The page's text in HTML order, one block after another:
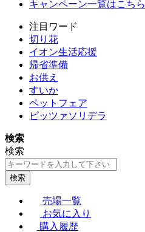
キャンペーン一覧はこちら
注目ワード
切り花
イオン生活応援
帰省準備
お供え
すいか
ペットフェア
ピッツァソリデラ
検索
検索
検索
売場一覧
お気に入り
購入履歴